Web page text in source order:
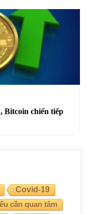
Bitcoin chiến tiếp
Covid-19
cần quan tâm